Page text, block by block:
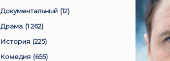
Документальный (12)
Драма (1 262)
История (225)
Комедия (655)